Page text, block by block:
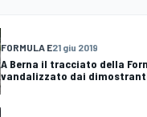
FORMULA E21 giu 2019
A Berna il tracciato della
vandalizzato dai